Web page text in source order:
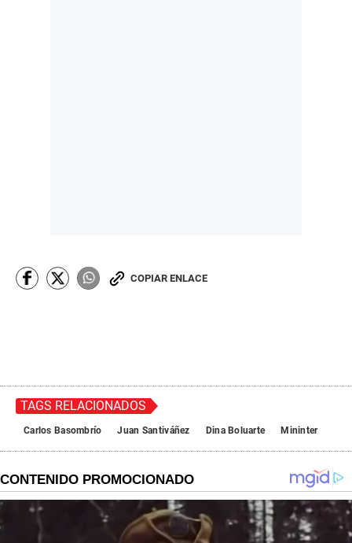
COPIAR ENLACE
TAGS RELACIONADOS
Carlos Basombrío Juan Santiváñez Dina Boluarte Mininter